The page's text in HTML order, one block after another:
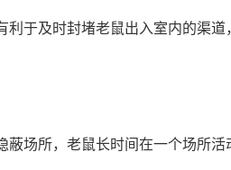
于及时封堵老鼠出入室内的渠道
蔽场所，老鼠长时间在一个场所